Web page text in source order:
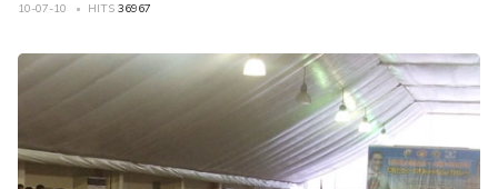
10-07-10 HITS 36967